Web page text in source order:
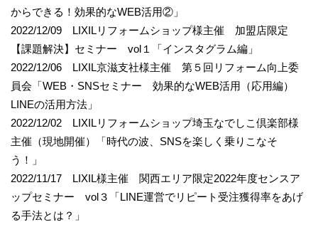
からできる！効果的なWEB活用②」
2022/12/09 LIXILリフォームショップ様主催 加盟店限定
【課題解決】セミナー vol１「インスタグラム編」
2022/12/06 LIXIL京滋支社様主催 第５回リフォーム向上委
員会「WEB・SNSセミナー 効果的なWEB活用（応用編）
LINEの活用方法」
2022/12/02 LIXILリフォームショップ埼玉なでしこ倶楽部様
主催（現地開催）「時代の波、SNSを楽しく乗りこなそ
う！」
2022/11/17 LIXIL様主催 関西エリア限定2022年度センスア
ップセミナー vol３「LINE運営でリピート受注獲得率をあげ
る手法とは？」